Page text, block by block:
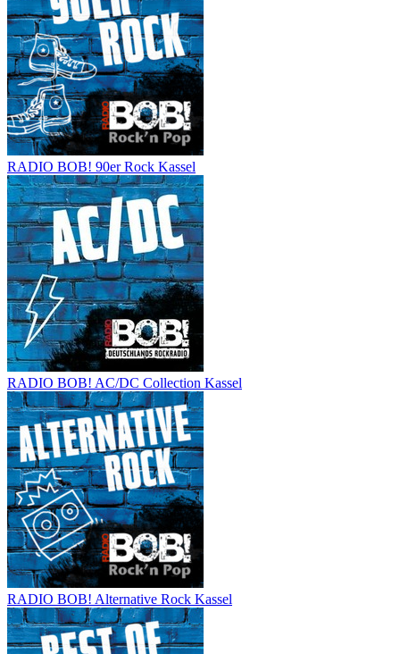
RADIO BOB! 90er Rock Kassel
RADIO BOB! AC/DC Collection Kassel
RADIO BOB! Alternative Rock Kassel